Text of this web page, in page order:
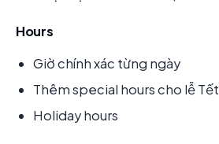
Hours
Giờ chính xác từng ngày
Thêm special hours cho lễ Tết
Holiday hours